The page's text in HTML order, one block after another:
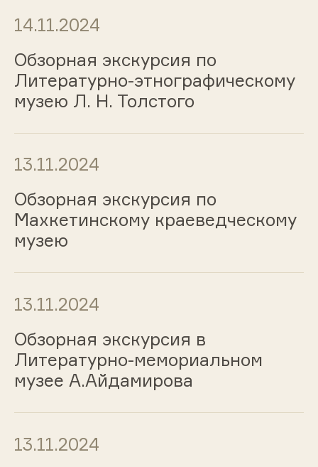
14.11.2024
Обзорная экскурсия по
Литературно-этнографическому
музею Л. Н. Толстого
13.11.2024
Обзорная экскурсия по
Махкетинскому краеведческому
музею
13.11.2024
Обзорная экскурсия в
Литературно-мемориальном
музее А.Айдамирова
13.11.2024